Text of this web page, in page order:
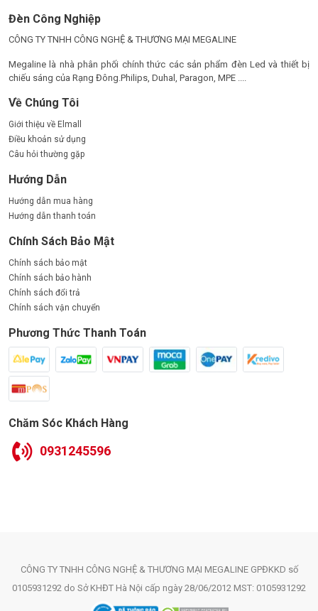
Đèn Công Nghiệp
CÔNG TY TNHH CÔNG NGHỆ & THƯƠNG MẠI MEGALINE
Megaline là nhà phân phối chính thức các sản phẩm đèn Led và thiết bị
chiếu sáng của Rạng Đông.Philips, Duhal, Paragon, MPE ....
Về Chúng Tôi
Giới thiệu về Elmall
Điều khoản sử dụng
Câu hỏi thường gặp
Hướng Dẫn
Hướng dẫn mua hàng
Hướng dẫn thanh toán
Chính Sách Bảo Mật
Chính sách bảo mật
Chính sách bảo hành
Chính sách đổi trả
Chính sách vận chuyển
Phương Thức Thanh Toán
Chăm Sóc Khách Hàng
0931245596
CÔNG TY TNHH CÔNG NGHỆ & THƯƠNG MẠI MEGALINE GPĐKKD số
0105931292 do Sở KHĐT Hà Nội cấp ngày 28/06/2012 MST: 0105931292